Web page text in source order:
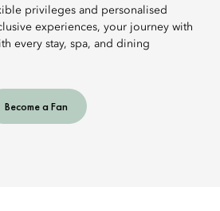
privileges and personalised
experiences, your journey with
every stay, spa, and dining
Become a Fan